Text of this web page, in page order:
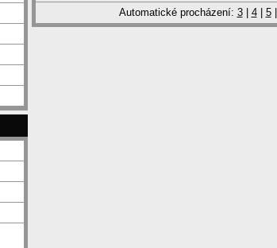
Automatické procházení: 3| 4| 5|